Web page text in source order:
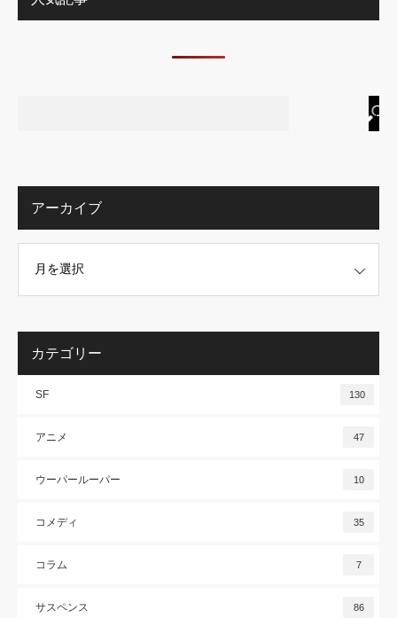
アーカイブ
カテゴリー
SF 130
アニメ 47
ウーパールーパー 10
コメディ 35
コラム 7
サスペンス 86